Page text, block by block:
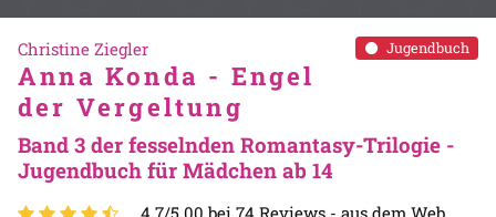
Jugendbuch
Christine Ziegler
Anna Konda - Engel
der Vergeltung
Band 3 der fesselnden Romantasy-Trilogie -
Jugendbuch für Mädchen ab 14
4.7/5.00 bei 74 Reviews - aus dem Web